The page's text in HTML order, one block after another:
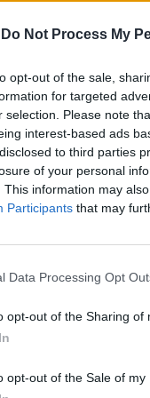
Do Not Process My
opt-out of the sale,
for targeted
selection. Please note
interest-based ads
to third parties
of your personal
This information may
Participants that may
Data Processing Opt
opt-out of the Sharing of
opt-out of the Sale of my
Osannato
tutti.
non può
alle 21 nella Sala
A 85 anni
Magari un po'
dallo stesso
quella sera
che, nel
con i più
Waters, Phil
Khan, James
Tracy
Rudy